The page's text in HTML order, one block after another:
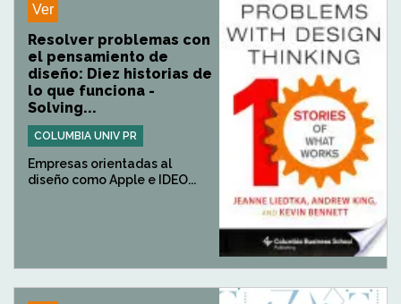
Ver
Resolver problemas con
el pensamiento de
diseño: Diez historias de
lo que funciona -
Solving...
COLUMBIA UNIV PR
Empresas orientadas al
diseño como Apple e IDEO...